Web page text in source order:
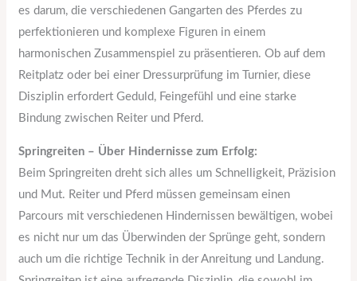
es darum, die verschiedenen Gangarten des Pferdes zu
perfektionieren und komplexe Figuren in einem
harmonischen Zusammenspiel zu präsentieren. Ob auf dem
Reitplatz oder bei einer Dressurprüfung im Turnier, diese
Disziplin erfordert Geduld, Feingefühl und eine starke
Bindung zwischen Reiter und Pferd.
Springreiten – Über Hindernisse zum Erfolg:
Beim Springreiten dreht sich alles um Schnelligkeit, Präzision
und Mut. Reiter und Pferd müssen gemeinsam einen
Parcours mit verschiedenen Hindernissen bewältigen, wobei
es nicht nur um das Überwinden der Sprünge geht, sondern
auch um die richtige Technik in der Anreitung und Landung.